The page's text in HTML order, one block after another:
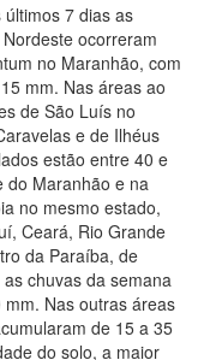
últimos 7 dias as
ocorreram
no Maranhão, com
mm. Nas áreas ao
de São Luís no
e de Ilhéus
estão entre 40 e
do Maranhão e na
no mesmo estado,
Ceará, Rio Grande
da Paraíba, de
chuvas da semana
Nas outras áreas
de 15 a 35
do solo, a maior